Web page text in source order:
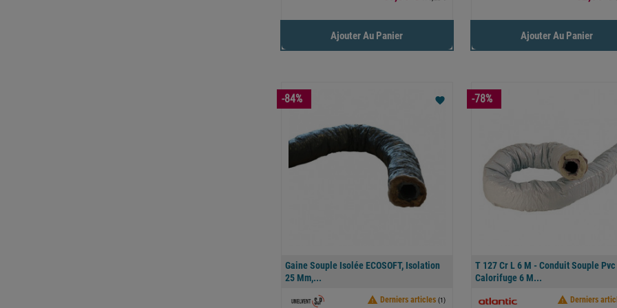
Ajouter Au Panier Ajouter Au Panier
Gaine Souple Isolée ECOSOFT, Isolation
25 Mm,...
 Derniers articles (1)
favorite
-84%
T 127 Cr L 6 M - Conduit Souple Pvc
Calorifuge 6 M...
 Derniers
-78%